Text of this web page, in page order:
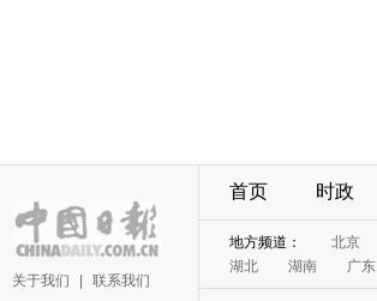
关于我们 联系我们
首页 时政
地方频道： 北京
湖北
湖南 广东